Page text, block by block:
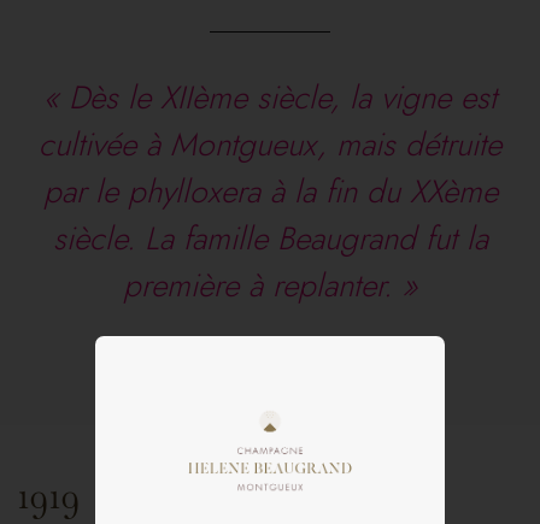
« Dès le XIIème siècle, la vigne est
cultivée à Montgueux, mais détruite
par le phylloxera à la fin du XXème
siècle. La famille Beaugrand fut la
première à replanter. »
1919